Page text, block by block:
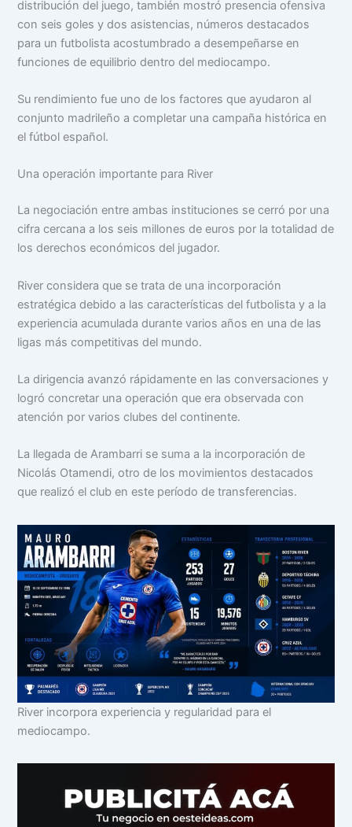
distribución del juego, también mostró presencia ofensiva
con seis goles y dos asistencias, números destacados
para un futbolista acostumbrado a desempeñarse en
funciones de equilibrio dentro del mediocampo.
Su rendimiento fue uno de los factores que ayudaron al
conjunto madrileño a completar una campaña histórica en
el fútbol español.
Una operación importante para River
La negociación entre ambas instituciones se cerró por una
cifra cercana a los seis millones de euros por la totalidad de
los derechos económicos del jugador.
River considera que se trata de una incorporación
estratégica debido a las características del futbolista y a la
experiencia acumulada durante varios años en una de las
ligas más competitivas del mundo.
La dirigencia avanzó rápidamente en las conversaciones y
logró concretar una operación que era observada con
atención por varios clubes del continente.
La llegada de Arambarri se suma a la incorporación de
Nicolás Otamendi, otro de los movimientos destacados
que realizó el club en este período de transferencias.
River incorpora experiencia y regularidad para el
mediocampo.